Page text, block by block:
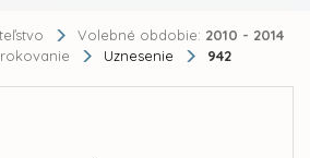
Volebné obdobie: 2010 - 2014
rokovanie Uznesenie 942